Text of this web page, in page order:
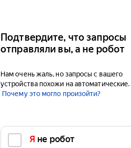
Подтвердите, что запросы
отправляли вы, а не робот
Нам очень жаль, но запросы с вашего
устройства похожи на автоматические.
Почему это могло произойти?
Я не робот